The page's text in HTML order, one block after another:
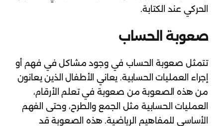
الحركي عند الكتابة.
صعوبة الحساب
تتمثل صعوبة الحساب في وجود مشاكل في فهم أو
إجراء العمليات الحسابية. يعاني الأطفال الذين يعانون
من هذه الصعوبة من صعوبة في تعلم الأرقام،
العمليات الحسابية مثل الجمع والطرح، وحتى الفهم
الأساسي للمفاهيم الرياضية. هذه الصعوبة قد